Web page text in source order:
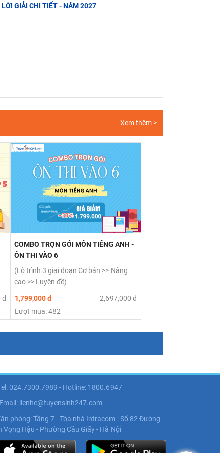
GIẢI CHI TIẾT - NĂM 2027
Xem thêm >
đ
COMBO TRỌN GÓI MÔN TIẾNG ANH -
ÔN THI VÀO 6
(Lộ trình 3 giai đoạn Cơ bản >> Nâng
cao >> Luyện đề)
1,799,000 đ
2,697,000 đ
Lượt mua: 482
024.7300.7989 - Hotline: 1800.6947
Email: lienhe@tuyensinh247.com
phòng: Tầng 7 - Tòa nhà Intracom - Số 82 Đường
Vọng Hậu - Phường Cầu Giấy - Hà Nội